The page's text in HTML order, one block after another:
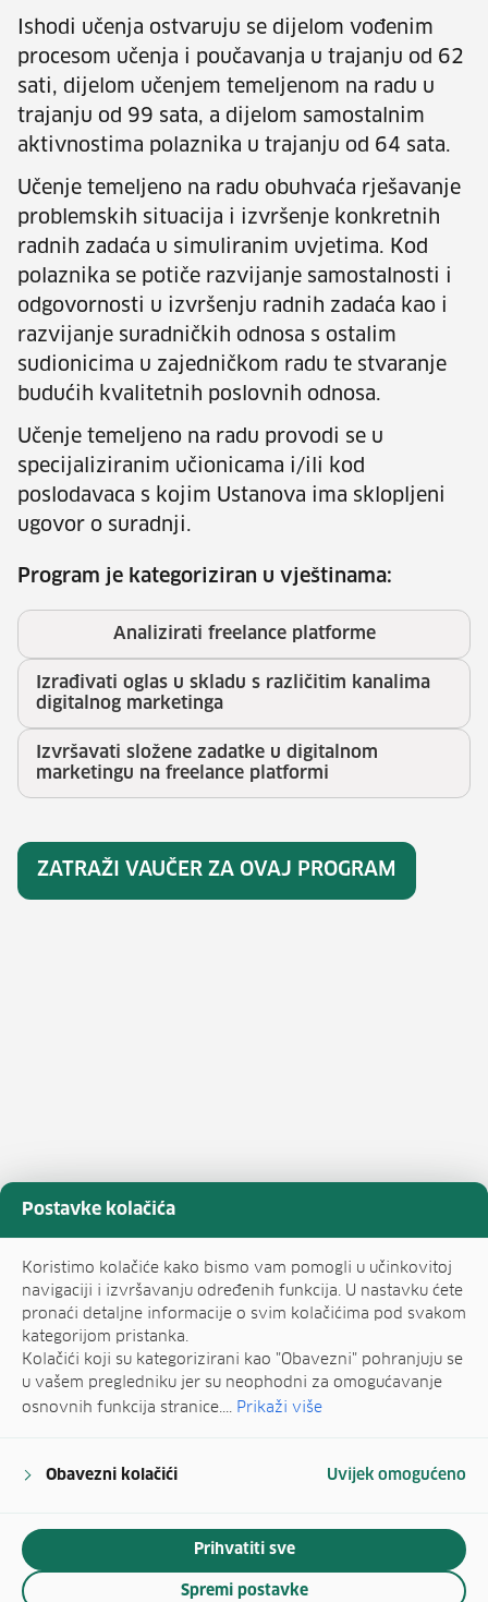
Postavke kolačića
Koristimo kolačiće kako bismo vam pomogli u učinkovitoj
navigaciji i izvršavanju određenih funkcija. U nastavku ćete
pronaći detaljne informacije o svim kolačićima pod svakom
kategorijom pristanka.
Kolačići koji su kategorizirani kao "Obavezni" pohranjuju se
u vašem pregledniku jer su neophodni za omogućavanje
osnovnih funkcija stranice.... Prikaži više
Obavezni kolačići Uvijek omogućeno
Spremi postavke
Prihvatiti sve
Ishodi učenja ostvaruju se dijelom vođenim
procesom učenja i poučavanja u trajanju od 62
sati, dijelom učenjem temeljenom na radu u
trajanju od 99 sata, a dijelom samostalnim
aktivnostima polaznika u trajanju od 64 sata.
Učenje temeljeno na radu obuhvaća rješavanje
problemskih situacija i izvršenje konkretnih
radnih zadaća u simuliranim uvjetima. Kod
polaznika se potiče razvijanje samostalnosti i
odgovornosti u izvršenju radnih zadaća kao i
razvijanje suradničkih odnosa s ostalim
sudionicima u zajedničkom radu te stvaranje
budućih kvalitetnih poslovnih odnosa.
Učenje temeljeno na radu provodi se u
specijaliziranim učionicama i/ili kod
poslodavaca s kojim Ustanova ima sklopljeni
ugovor o suradnji.
Program je kategoriziran u vještinama:
Analizirati freelance platforme
Izrađivati oglas u skladu s različitim kanalima
digitalnog marketinga
Izvršavati složene zadatke u digitalnom
marketingu na freelance platformi
ZATRAŽI VAUČER ZA OVAJ PROGRAM